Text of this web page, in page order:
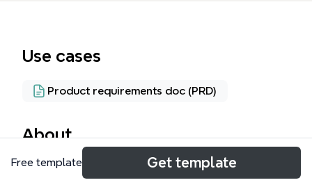
Use cases
Product requirements doc (PRD)
About
Яндекс.Маршруты mind map — это подробная
Free template Get template